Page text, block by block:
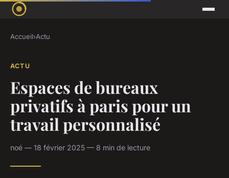
Accueil›Actu
ACTU
Espaces de bureaux
privatifs à paris pour un
travail personnalisé
noé — 18 février 2025 — 8 min de lecture